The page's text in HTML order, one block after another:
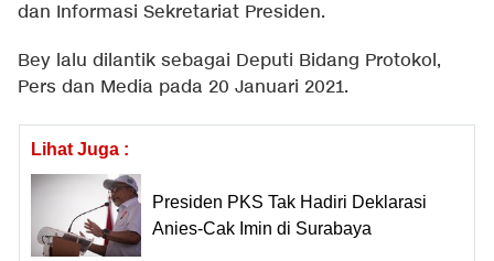
dan Informasi Sekretariat Presiden.
Bey lalu dilantik sebagai Deputi Bidang Protokol,
Pers dan Media pada 20 Januari 2021.
Lihat Juga :
Presiden PKS Tak Hadiri Deklarasi
Anies-Cak Imin di Surabaya